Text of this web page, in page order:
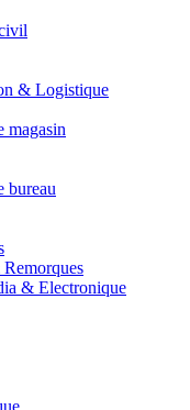
& Logistique
magasin
bureau
& Electronique